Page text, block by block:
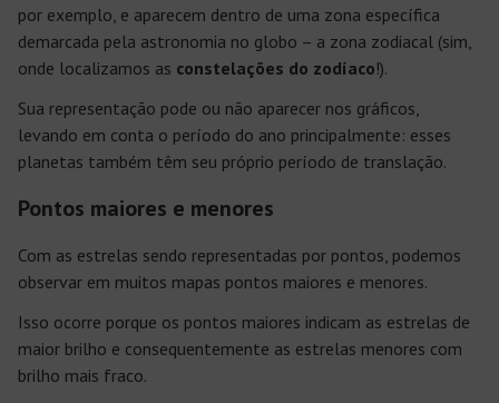
por exemplo, e aparecem dentro de uma zona específica
demarcada pela astronomia no globo – a zona zodiacal (sim,
onde localizamos as constelações do zodíaco!).
Sua representação pode ou não aparecer nos gráficos,
levando em conta o período do ano principalmente: esses
planetas também têm seu próprio período de translação.
Pontos maiores e menores
Com as estrelas sendo representadas por pontos, podemos
observar em muitos mapas pontos maiores e menores.
Isso ocorre porque os pontos maiores indicam as estrelas de
maior brilho e consequentemente as estrelas menores com
brilho mais fraco.